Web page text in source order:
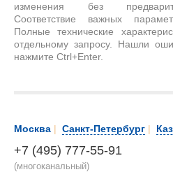
изменения без
Соответствие важных
Полные технические
отдельному запросу. Нашли
нажмите Ctrl+Enter.
Москва | Санкт-Петербург |
+7 (495) 777-55-91
(многоканальный)